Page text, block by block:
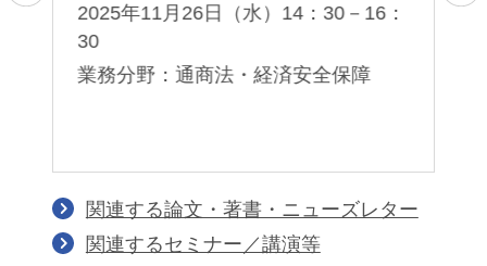
2025年11月26日（水）14：30－16：
30
業務分野：通商法・経済安全保障
関連する論文・著書・ニューズレター
関連するセミナー／講演等